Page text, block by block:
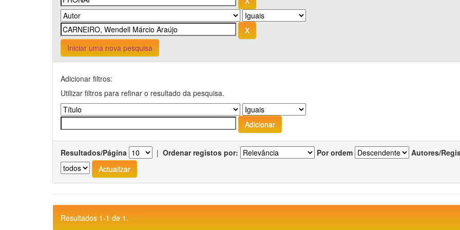
Iniciar uma nova pesquisa
Adicionar filtros:
Utilizar filtros para refinar o resultado da pesquisa.
Resultados/Página | Ordenar registos por: Por ordem Autores/
Resultados 1-1 de 1.